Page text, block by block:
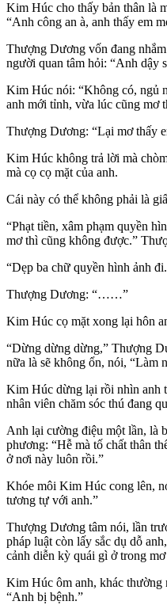
Kim Húc cho thấy bản thân là
“Anh công an à, anh thấy em
Thượng Dương vốn đang
người quan tâm hỏi: “Anh dậy
Kim Húc nói: “Không có, ngủ
anh mới tỉnh, vừa lúc cũng mơ
Thượng Dương: “Lại mơ thấy
Kim Húc không trả lời mà
mà cọ cọ mặt của anh.
Cái này có thể không phải là
“Phạt tiền, xâm phạm quyền
mơ thì cũng không được.”
“Dẹp ba chữ quyền hình ảnh
Thượng Dương: “……”
Kim Húc cọ mặt xong lại hôn
“Dừng dừng dừng,” Thượng
nữa là sẽ không ổn, nói, “Làm
Kim Húc dừng lại rồi nhìn anh
nhân viên chăm sóc thú đang
Anh lại cường điệu một lần, là
phương: “Hễ mà tố chất thân
ở nơi này luôn rồi.”
Khóe môi Kim Húc cong lên,
tương tự với anh.”
Thượng Dương tâm nói, lần
pháp luật còn lấy sắc dụ dỗ
cảnh diễn kỳ quái gì ở trong
Kim Húc ôm anh, khác thường
“Anh bị bệnh.”